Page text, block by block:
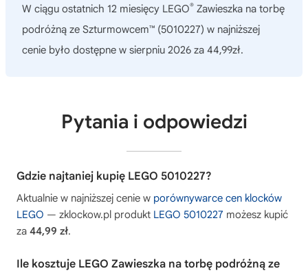
W ciągu ostatnich 12 miesięcy LEGO® Zawieszka na torbę
podróżną ze Szturmowcem™ (5010227) w najniższej
cenie było dostępne w sierpniu 2026 za 44,99zł.
Pytania i odpowiedzi
Gdzie najtaniej kupię LEGO 5010227?
Aktualnie w najniższej cenie w porównywarce cen klocków
LEGO — zklockow.pl produkt LEGO 5010227 możesz kupić
za 44,99 zł.
Ile kosztuje LEGO Zawieszka na torbę podróżną ze